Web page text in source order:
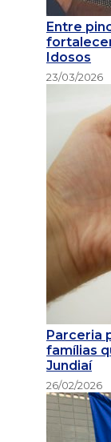
Entre
Idosos
23/03/2026
Parceria
famílias
Jundiaí
26/02/2026